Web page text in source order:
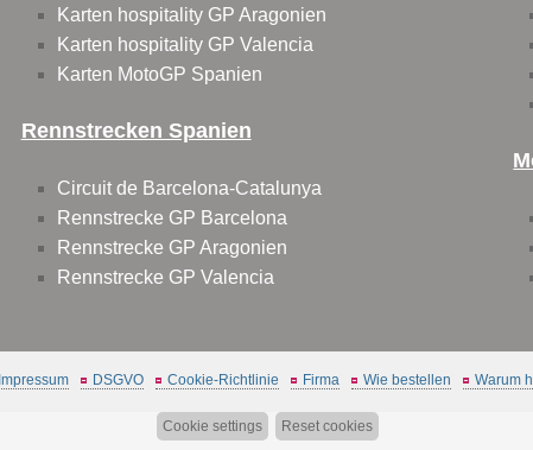
Karten hospitality GP Aragonien
Karten hospitality GP Valencia
Karten MotoGP Spanien
Rennstrecken Spanien
Circuit de Barcelona-Catalunya
Rennstrecke GP Barcelona
Rennstrecke GP Aragonien
Rennstrecke GP Valencia
Impressum DSGVO Cookie-Richtlinie Firma Wie bestellen Warum
Cookie settings Reset cookies